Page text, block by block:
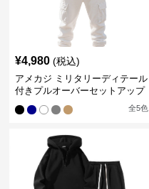
¥4,980 (税込)
アメカジ ミリタリーディテール
付きプルオーバーセットアップ
全5色